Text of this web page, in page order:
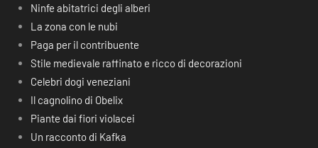
Ninfe abitatrici degli alberi
La zona con le nubi
Paga per il contribuente
Stile medievale raffinato e ricco di decorazioni
Celebri dogi veneziani
Il cagnolino di Obelix
Piante dai fiori violacei
Un racconto di Kafka